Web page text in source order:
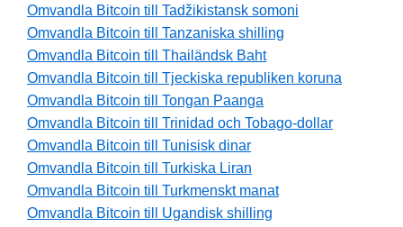
Omvandla Bitcoin till Tadžikistansk somoni
Omvandla Bitcoin till Tanzaniska shilling
Omvandla Bitcoin till Thailändsk Baht
Omvandla Bitcoin till Tjeckiska republiken koruna
Omvandla Bitcoin till Tongan Paanga
Omvandla Bitcoin till Trinidad och Tobago-dollar
Omvandla Bitcoin till Tunisisk dinar
Omvandla Bitcoin till Turkiska Liran
Omvandla Bitcoin till Turkmenskt manat
Omvandla Bitcoin till Ugandisk shilling